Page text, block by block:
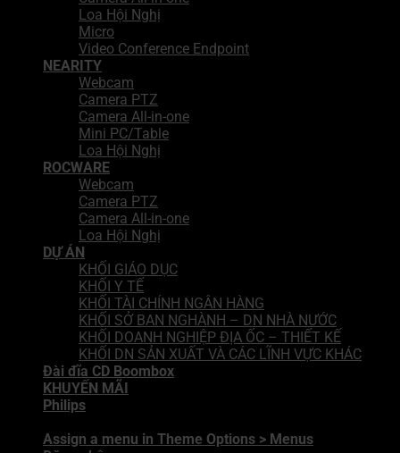
Loa Hội Nghị
Micro
Video Conference Endpoint
NEARITY
Webcam
Camera PTZ
Camera All-in-one
Mini PC/Table
Loa Hội Nghị
ROCWARE
Webcam
Camera PTZ
Camera All-in-one
Loa Hội Nghị
DỰ ÁN
KHỐI GIÁO DỤC
KHỐI Y TẾ
KHỐI TÀI CHÍNH NGÂN HÀNG
KHỐI SỞ BAN NGHÀNH – DN NHÀ NƯỚC
KHỐI DOANH NGHIỆP ĐỊA ỐC – THIẾT KẾ
KHỐI DN SẢN XUẤT VÀ CÁC LĨNH VỰC KHÁC
Đài đĩa CD Boombox
KHUYẾN MÃI
Philips
Assign a menu in Theme Options > Menus